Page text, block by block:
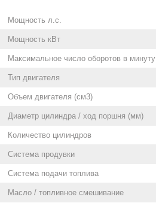
Мощность л.с.
Мощность кВт
Максимальное число оборотов в минуту
Тип двигателя
Объем двигателя (см3)
Диаметр цилиндра / ход поршня (мм)
Количество цилиндров
Система продувки
Система подачи топлива
Масло / топливное смешивание